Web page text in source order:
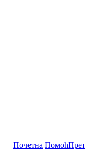
Почетна Помоћ